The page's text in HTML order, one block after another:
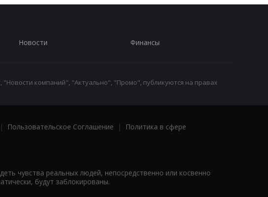
Новости Финансы
компаний", "Актуально", "Промо", публикуются на правах
| Пользовательское Соглашение |
Политика в сфере
чувства реальных людей, непосредственно или косвенно
будут заблокированы.